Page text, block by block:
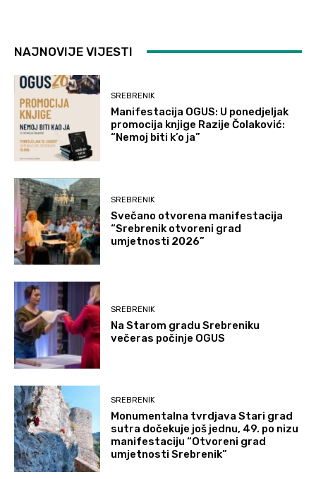
NAJNOVIJE VIJESTI
SREBRENIK
Manifestacija OGUS: U ponedjeljak
promocija knjige Razije Čolaković:
“Nemoj biti k’o ja”
SREBRENIK
Svečano otvorena manifestacija
“Srebrenik otvoreni grad
umjetnosti 2026”
SREBRENIK
Na Starom gradu Srebreniku
večeras počinje OGUS
SREBRENIK
Monumentalna tvrdjava Stari grad
sutra dočekuje još jednu, 49. po nizu
manifestaciju “Otvoreni grad
umjetnosti Srebrenik”